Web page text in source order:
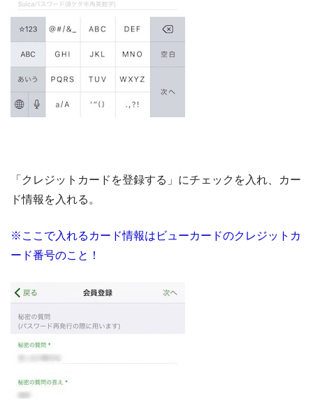
「クレジットカードを登録する」にチェックを入れ、カー
ド情報を入れる。
※ここで入れるカード情報はビューカードのクレジットカ
ード番号のこと！